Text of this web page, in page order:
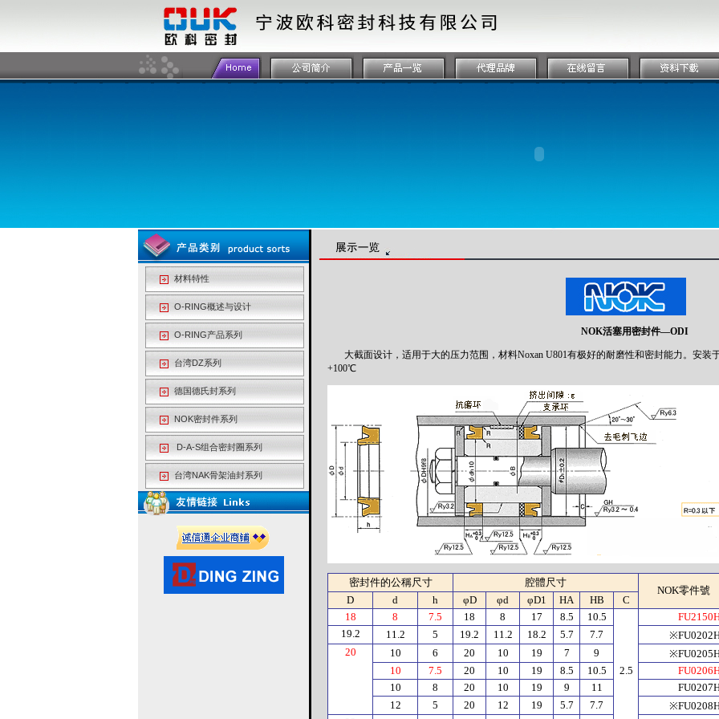
材料特性
O-RING概述与设计
O-RING产品系列
台湾DZ系列
德国德氏封系列
NOK密封件系列
D-A-S组合密封圈系列
台湾NAK骨架油封系列
NOK活塞用密封件—ODI
大截面设计，适用于大的压力范围，材料Noxan U801有极好的耐磨性和密封能力。安装
+100℃
密封件的公稱尺寸 腔體尺寸
NOK零件號
D
d h φD φd φD1 HA HB
C
18
8 7.5 18 8 17 8.5 10.5
2.5
19.2
11.2 5 19.2 11.2 18.2 5.7 7.7
20
10 6 20 10 19 7 9
10
7.5 20 10 19 8.5 10.5
10
8 20 10 19 9 11
12
5 20 12 19 5.7 7.7